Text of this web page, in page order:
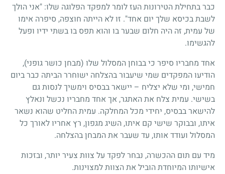
כבר בתחילת הטירונות העז לומר למפקד הפלוגה שלו: "אני הולך
לשבת בכיסא שלך יום אחד". זו לא הייתה חוצפה, סיפרה אימו
של עמית, זה היה חלום שבער בו והוא תפס בו בשתי ידיו ופעל
להגשימו.
אחד מחבריו סיפר כי בבוחן המסלול שלו (מבחן כושר גופני),
הודיעו המפקדים שמי שיעבור בהצלחה ישוחרר הביתה כבר ביום
חמישי, ומי שלא יצליח – יישאר בבסיס וימשיך לנסות גם
בשישי. עמית צלח את האתגר, אך אחד מחבריו נכשל ונאלץ
להישאר בבסיס, יחידי מכל המחלקה. עמית החליט שהוא נשאר
איתו, ובבוקר שישי קם איתו, השיג מגפון, רץ אחריו לאורך כל
המסלול ועודד אותו, עד שעבר את המבחן בהצלחה.
מיד עם תום ההכשרה, נבחר לפקד על צוות צעיר יותר, ובזכות
אישיותו המיוחדת הוביל את הצוות למצוינות.